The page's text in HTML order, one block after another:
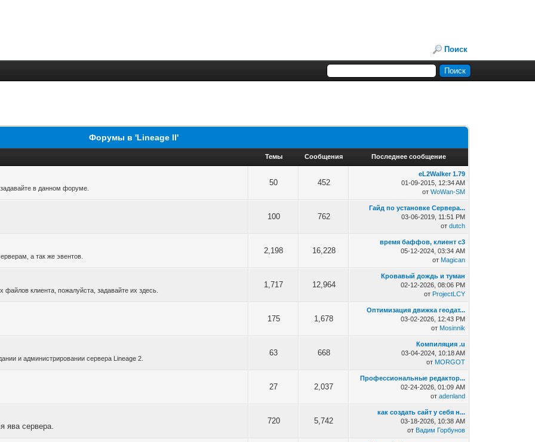
Поиск
Форумы в 'Lineage II'
Темы Сообщения Последнее сообщение
в данном форуме.
50 452
eL2Walker 1.79
01-09-2015, 12:34 AM
отWoWan-SM
100 762
Гайд по установке Сервера...
03-06-2019, 11:51 PM
отdutch
а так же эвентов.
2,198 16,228
время баффов, клиент с3
05-12-2024, 03:34 AM
от Magican
клиента, пожалуйста, задавайте их здесь.
1,717 12,964
Кровавый дождь и туман
02-12-2026, 08:06 PM
от ProjectLCY
175 1,678
Оптимизация движка геодат...
03-02-2026, 12:43 PM
от Mosinnik
и администрировании сервера Lineage 2.
63 668
Компиляция .u
03-04-2024, 10:18 AM
от MORGOT
27 2,037
Профессиональные редактор...
02-24-2026, 01:09 AM
отadenland
ява сервера.
720 5,742
как создать сайт у себя н...
03-18-2026, 10:38 AM
от Вадим Горбунов